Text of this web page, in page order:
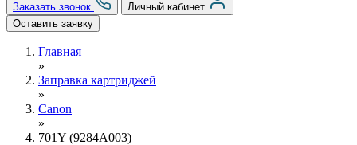
Заказать звонок
Личный кабинет
Оставить заявку
Главная
»
Заправка картриджей
»
Canon
»
701Y (9284A003)